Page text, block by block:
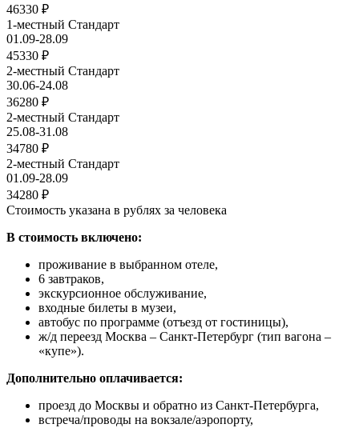
46330 ₽
1-местный Стандарт
01.09-28.09
45330 ₽
2-местный Стандарт
30.06-24.08
36280 ₽
2-местный Стандарт
25.08-31.08
34780 ₽
2-местный Стандарт
01.09-28.09
34280 ₽
Стоимость указана в рублях за человека
В стоимость включено:
проживание в выбранном отеле,
6 завтраков,
экскурсионное обслуживание,
входные билеты в музеи,
автобус по программе (отъезд от гостиницы),
ж/д переезд Москва – Санкт-Петербург (тип вагона –
«купе»).
Дополнительно оплачивается:
проезд до Москвы и обратно из Санкт-Петербурга,
встреча/проводы на вокзале/аэропорту,